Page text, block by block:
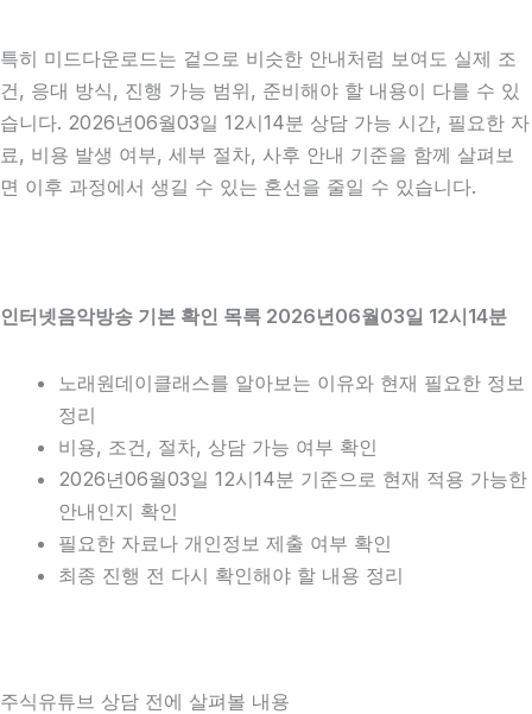
특히 미드다운로드는 겉으로 비슷한 안내처럼 보여도 실제 조
건, 응대 방식, 진행 가능 범위, 준비해야 할 내용이 다를 수 있
습니다. 2026년06월03일 12시14분 상담 가능 시간, 필요한 자
료, 비용 발생 여부, 세부 절차, 사후 안내 기준을 함께 살펴보
면 이후 과정에서 생길 수 있는 혼선을 줄일 수 있습니다.
인터넷음악방송 기본 확인 목록 2026년06월03일 12시14분
노래원데이클래스를 알아보는 이유와 현재 필요한 정보
정리
비용, 조건, 절차, 상담 가능 여부 확인
2026년06월03일 12시14분 기준으로 현재 적용 가능한
안내인지 확인
필요한 자료나 개인정보 제출 여부 확인
최종 진행 전 다시 확인해야 할 내용 정리
주식유튜브 상담 전에 살펴볼 내용